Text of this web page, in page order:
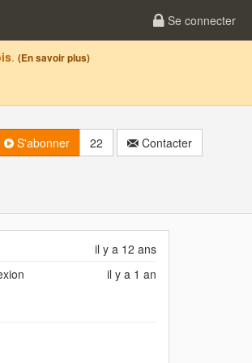
Se connecter
. (En savoir plus)
S'abonner 22 Contacter
il y a 12 ans
il y a 1 an